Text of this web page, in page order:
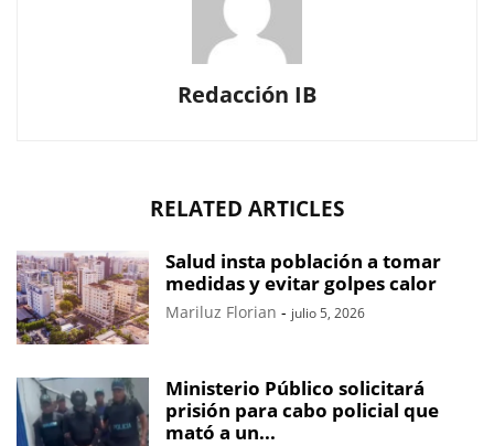
Redacción IB
RELATED ARTICLES
Salud insta población a tomar
medidas y evitar golpes calor
Mariluz Florian - julio 5, 2026
Ministerio Público solicitará
prisión para cabo policial que
mató a un...